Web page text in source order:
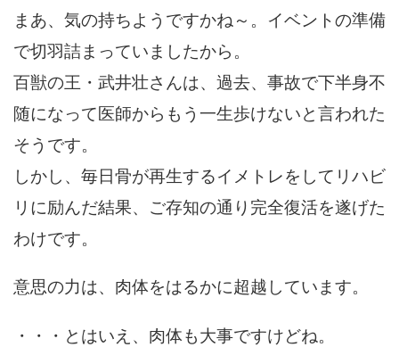
まあ、気の持ちようですかね～。イベントの準備
で切羽詰まっていましたから。
百獣の王・武井壮さんは、過去、事故で下半身不
随になって医師からもう一生歩けないと言われた
そうです。
しかし、毎日骨が再生するイメトレをしてリハビ
リに励んだ結果、ご存知の通り完全復活を遂げた
わけです。
意思の力は、肉体をはるかに超越しています。
・・・とはいえ、肉体も大事ですけどね。